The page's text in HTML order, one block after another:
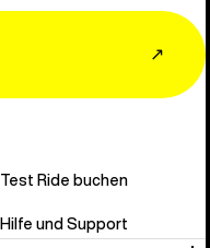
↗
Test Ride buchen
Hilfe und Support